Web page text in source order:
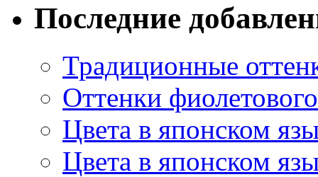
Последние
Традиционные
Оттенки
Цвета в японском
Цвета в японском